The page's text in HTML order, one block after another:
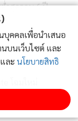
ำสุดรอบ 6 ปี
นกระทบส่งออก
อสินค้าน้อยลง
บุคคลเพื่อนำเสนอ
บนเว็บไซต์ และ
และ นโยบายสิทธิ